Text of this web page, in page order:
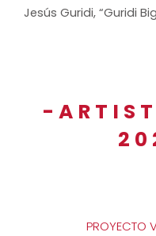
Jesús Guridi, “Guridi
-
PROYECTO